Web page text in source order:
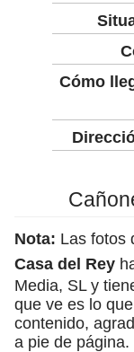
Cómo
Nota: Las fotos
Casa del Rey
Media, SL y
que ve es lo
contenido,
a pie de página.